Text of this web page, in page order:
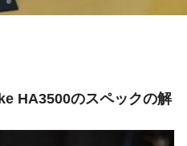
HA3500のスペックの解